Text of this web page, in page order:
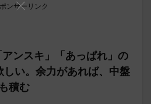
ンサーリンク
ンスキ」「あっぱれ」の
しい。余力があれば、中盤
積む